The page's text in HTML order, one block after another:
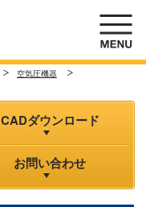
空気圧機器
CADダウンロード
お問い合わせ